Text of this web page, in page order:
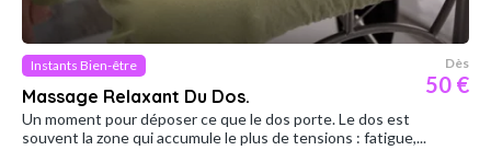
Instants Bien-être
Massage Relaxant Du Dos.
Dès
50 €
Un moment pour déposer ce que le dos porte. Le dos est
souvent la zone qui accumule le plus de tensions : fatigue,...